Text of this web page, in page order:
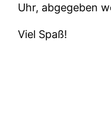
Uhr, abgegeben
Viel Spaß!